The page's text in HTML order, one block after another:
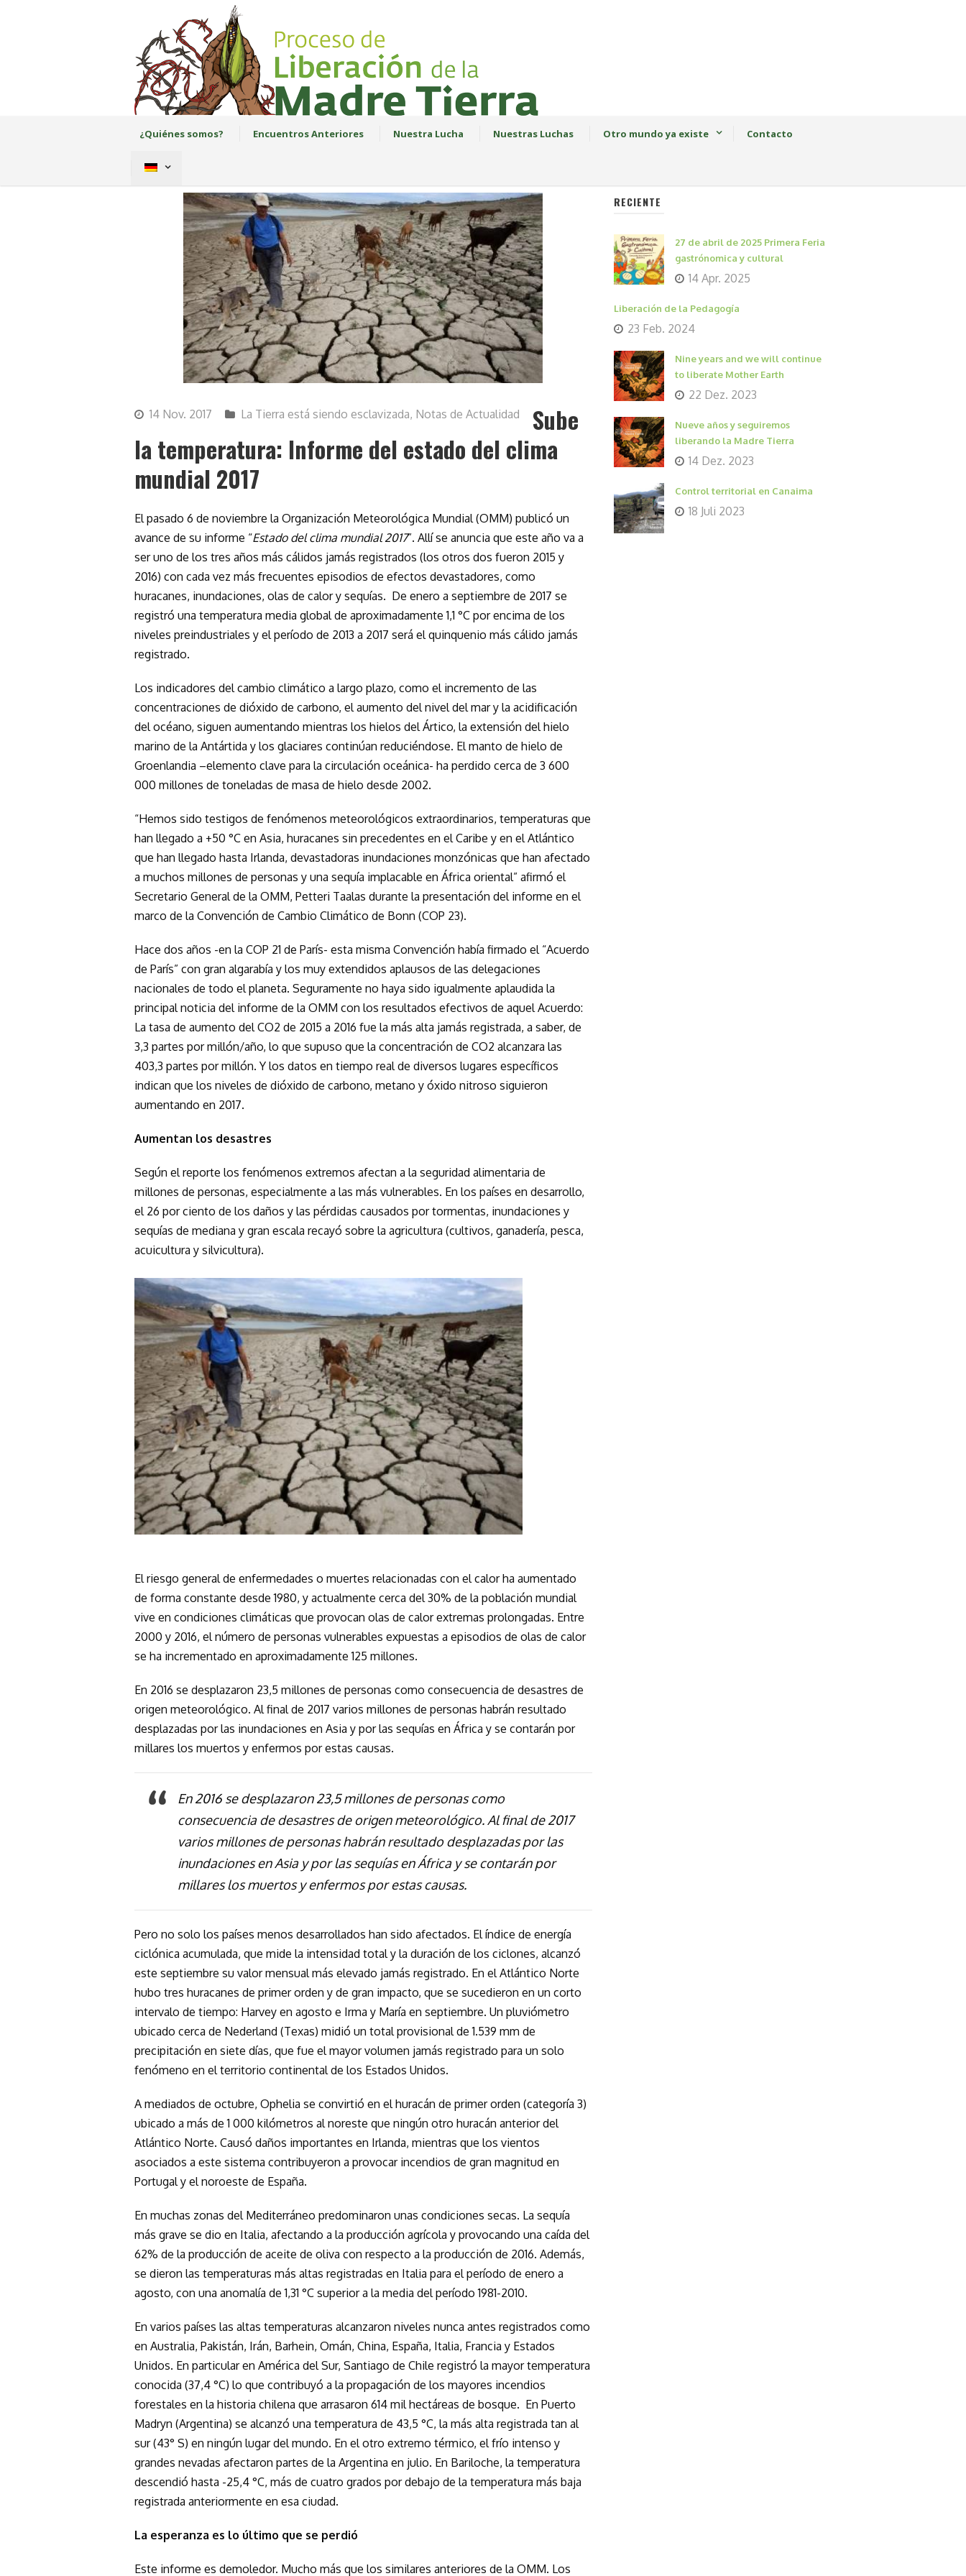
¿Quiénes somos? Encuentros Anteriores Nuestra Lucha Nuestras Luchas Otro mundo ya existe Contacto
14 Nov. 2017 La Tierra está siendo esclavizada, Notas de Actualidad
Sube
la temperatura: Informe del estado del clima
mundial 2017
El pasado 6 de noviembre la Organización Meteorológica Mundial (OMM) publicó un
avance de su informe “Estado del clima mundial 2017”. Allí se anuncia que este año va a
ser uno de los tres años más cálidos jamás registrados (los otros dos fueron 2015 y
2016) con cada vez más frecuentes episodios de efectos devastadores, como
huracanes, inundaciones, olas de calor y sequías. De enero a septiembre de 2017 se
registró una temperatura media global de aproximadamente 1,1 °C por encima de los
niveles preindustriales y el período de 2013 a 2017 será el quinquenio más cálido jamás
registrado.
Los indicadores del cambio climático a largo plazo, como el incremento de las
concentraciones de dióxido de carbono, el aumento del nivel del mar y la acidificación
del océano, siguen aumentando mientras los hielos del Ártico, la extensión del hielo
marino de la Antártida y los glaciares continúan reduciéndose. El manto de hielo de
Groenlandia –elemento clave para la circulación oceánica- ha perdido cerca de 3 600
000 millones de toneladas de masa de hielo desde 2002.
“Hemos sido testigos de fenómenos meteorológicos extraordinarios, temperaturas que
han llegado a +50 °C en Asia, huracanes sin precedentes en el Caribe y en el Atlántico
que han llegado hasta Irlanda, devastadoras inundaciones monzónicas que han afectado
a muchos millones de personas y una sequía implacable en África oriental” afirmó el
Secretario General de la OMM, Petteri Taalas durante la presentación del informe en el
marco de la Convención de Cambio Climático de Bonn (COP 23).
Hace dos años -en la COP 21 de París- esta misma Convención había firmado el “Acuerdo
de París” con gran algarabía y los muy extendidos aplausos de las delegaciones
nacionales de todo el planeta. Seguramente no haya sido igualmente aplaudida la
principal noticia del informe de la OMM con los resultados efectivos de aquel Acuerdo:
La tasa de aumento del CO2 de 2015 a 2016 fue la más alta jamás registrada, a saber, de
3,3 partes por millón/año, lo que supuso que la concentración de CO2 alcanzara las
403,3 partes por millón. Y los datos en tiempo real de diversos lugares específicos
indican que los niveles de dióxido de carbono, metano y óxido nitroso siguieron
aumentando en 2017.
Aumentan los desastres
Según el reporte los fenómenos extremos afectan a la seguridad alimentaria de
millones de personas, especialmente a las más vulnerables. En los países en desarrollo,
el 26 por ciento de los daños y las pérdidas causados por tormentas, inundaciones y
sequías de mediana y gran escala recayó sobre la agricultura (cultivos, ganadería, pesca,
acuicultura y silvicultura).
El riesgo general de enfermedades o muertes relacionadas con el calor ha aumentado
de forma constante desde 1980, y actualmente cerca del 30% de la población mundial
vive en condiciones climáticas que provocan olas de calor extremas prolongadas. Entre
2000 y 2016, el número de personas vulnerables expuestas a episodios de olas de calor
se ha incrementado en aproximadamente 125 millones.
En 2016 se desplazaron 23,5 millones de personas como consecuencia de desastres de
origen meteorológico. Al final de 2017 varios millones de personas habrán resultado
desplazadas por las inundaciones en Asia y por las sequías en África y se contarán por
millares los muertos y enfermos por estas causas.
En 2016 se desplazaron 23,5 millones de personas como
consecuencia de desastres de origen meteorológico. Al final de 2017
varios millones de personas habrán resultado desplazadas por las
inundaciones en Asia y por las sequías en África y se contarán por
millares los muertos y enfermos por estas causas.
Pero no solo los países menos desarrollados han sido afectados. El índice de energía
ciclónica acumulada, que mide la intensidad total y la duración de los ciclones, alcanzó
este septiembre su valor mensual más elevado jamás registrado. En el Atlántico Norte
hubo tres huracanes de primer orden y de gran impacto, que se sucedieron en un corto
intervalo de tiempo: Harvey en agosto e Irma y María en septiembre. Un pluviómetro
ubicado cerca de Nederland (Texas) midió un total provisional de 1.539 mm de
precipitación en siete días, que fue el mayor volumen jamás registrado para un solo
fenómeno en el territorio continental de los Estados Unidos.
A mediados de octubre, Ophelia se convirtió en el huracán de primer orden (categoría 3)
ubicado a más de 1 000 kilómetros al noreste que ningún otro huracán anterior del
Atlántico Norte. Causó daños importantes en Irlanda, mientras que los vientos
asociados a este sistema contribuyeron a provocar incendios de gran magnitud en
Portugal y el noroeste de España.
En muchas zonas del Mediterráneo predominaron unas condiciones secas. La sequía
más grave se dio en Italia, afectando a la producción agrícola y provocando una caída del
62% de la producción de aceite de oliva con respecto a la producción de 2016. Además,
se dieron las temperaturas más altas registradas en Italia para el período de enero a
agosto, con una anomalía de 1,31 °C superior a la media del período 1981-2010.
En varios países las altas temperaturas alcanzaron niveles nunca antes registrados como
en Australia, Pakistán, Irán, Barhein, Omán, China, España, Italia, Francia y Estados
Unidos. En particular en América del Sur, Santiago de Chile registró la mayor temperatura
conocida (37,4 °C) lo que contribuyó a la propagación de los mayores incendios
forestales en la historia chilena que arrasaron 614 mil hectáreas de bosque. En Puerto
Madryn (Argentina) se alcanzó una temperatura de 43,5 °C, la más alta registrada tan al
sur (43° S) en ningún lugar del mundo. En el otro extremo térmico, el frío intenso y
grandes nevadas afectaron partes de la Argentina en julio. En Bariloche, la temperatura
descendió hasta -25,4 °C, más de cuatro grados por debajo de la temperatura más baja
registrada anteriormente en esa ciudad.
La esperanza es lo último que se perdió
Este informe es demoledor. Mucho más que los similares anteriores de la OMM. Los
RECIENTE
27 de abril de 2025 Primera Feria
gastrónomica y cultural
14 Apr. 2025
Liberación de la Pedagogía
23 Feb. 2024
Nine years and we will continue
to liberate Mother Earth
22 Dez. 2023
Nueve años y seguiremos
liberando la Madre Tierra
14 Dez. 2023
Control territorial en Canaima
18 Juli 2023